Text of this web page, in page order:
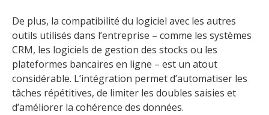
De plus, la compatibilité du logiciel avec les autres
outils utilisés dans l’entreprise – comme les systèmes
CRM, les logiciels de gestion des stocks ou les
plateformes bancaires en ligne – est un atout
considérable. L’intégration permet d’automatiser les
tâches répétitives, de limiter les doubles saisies et
d’améliorer la cohérence des données.